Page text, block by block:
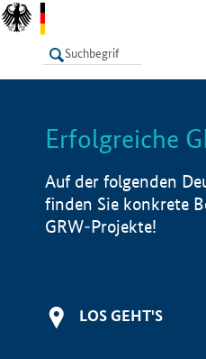
LISTE
Erfolgreiche
Auf der folgenden
finden Sie konkrete
GRW-Projekte!
LOS GEHT'S